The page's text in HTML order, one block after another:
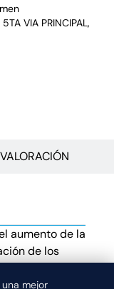
mejor
VIA PRINCIPAL,
VALORACIÓN
aumento de la
de los
o acabar